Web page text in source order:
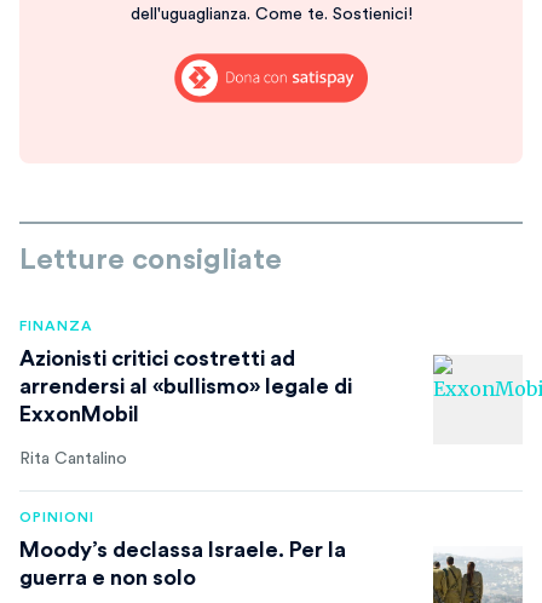
dell'uguaglianza. Come te. Sostienici!
Letture consigliate
FINANZA
Azionisti critici costretti ad
arrendersi al «bullismo» legale di
ExxonMobil
Rita Cantalino
OPINIONI
Moody’s declassa Israele. Per la
guerra e non solo